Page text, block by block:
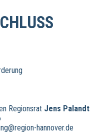
Regionsrat Jens Palandt
hannover.de